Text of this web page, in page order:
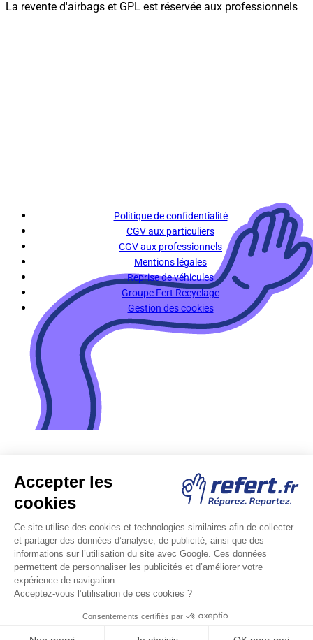
La revente d'airbags et GPL est réservée aux professionnels
Politique de confidentialité
CGV aux particuliers
CGV aux professionnels
Mentions légales
Reprise de véhicules
Groupe Fert Recyclage
Gestion des cookies